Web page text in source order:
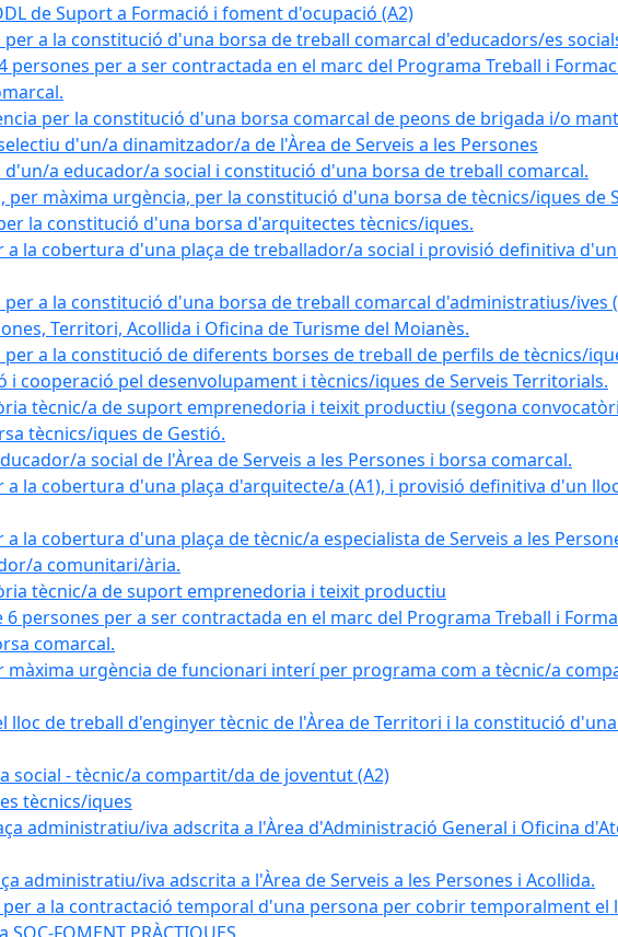
de Suport a Formació i foment d'ocupació (A2)
a la constitució d'una borsa de treball comarcal d'educadors/es
persones per a ser contractada en el marc del Programa Treball i
per la constitució d'una borsa comarcal de peons de brigada i/o
d'un/a dinamitzador/a de l'Àrea de Serveis a les Persones
d'un/a educador/a social i constitució d'una borsa de treball comarcal.
per màxima urgència, per la constitució d'una borsa de tècnics/iques de
la constitució d'una borsa d'arquitectes tècnics/iques.
a la cobertura d'una plaça de treballador/a social i provisió definitiva
a la constitució d'una borsa de treball comarcal d'administratius/ives
Territori, Acollida i Oficina de Turisme del Moianès.
per a la constitució de diferents borses de treball de perfils de tècnics/
cooperació pel desenvolupament i tècnics/iques de Serveis Territorials.
tècnic/a de suport emprenedoria i teixit productiu (segona
tècnics/iques de Gestió.
a social de l'Àrea de Serveis a les Persones i borsa comarcal.
a la cobertura d'una plaça d'arquitecte/a (A1), i provisió definitiva d'un
la cobertura d'una plaça de tècnic/a especialista de Serveis a les
a comunitari/ària.
tècnic/a de suport emprenedoria i teixit productiu
6 persones per a ser contractada en el marc del Programa Treball i
comarcal.
màxima urgència de funcionari interí per programa com a tècnic/a
lloc de treball d'enginyer tècnic de l'Àrea de Territori i la constitució
social - tècnic/a compartit/da de joventut (A2)
tècnics/iques
administratiu/iva adscrita a l'Àrea d'Administració General i Oficina
administratiu/iva adscrita a l'Àrea de Serveis a les Persones i Acollida.
per a la contractació temporal d'una persona per cobrir temporalment el